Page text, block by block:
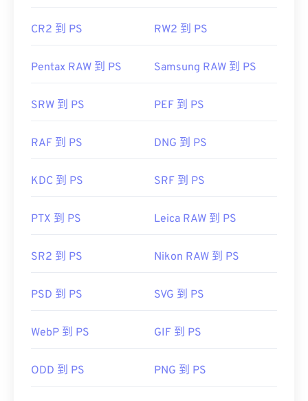
CR2 到 PS RW2 到 PS
Pentax RAW 到 PS Samsung RAW 到 PS
SRW 到 PS PEF 到 PS
RAF 到 PS DNG 到 PS
KDC 到 PS SRF 到 PS
PTX 到 PS Leica RAW 到 PS
SR2 到 PS Nikon RAW 到 PS
PSD 到 PS SVG 到 PS
WebP 到 PS GIF 到 PS
ODD 到 PS PNG 到 PS